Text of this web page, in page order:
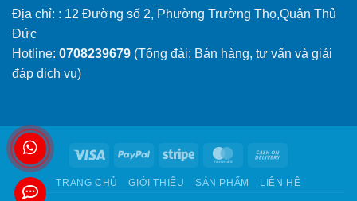
Địa chỉ: : 12 Đường số 2, Phường Trường Thọ,Quận Thủ
Đức
Hotline: 0708239679 (Tổng đài: Bán hàng, tư vấn và giải
đáp dịch vụ)
Visa PayPal Stripe MasterCard
Delivery
TRANG CHỦ GIỚI THIỆU SẢN PHẨM LIÊN HỆ